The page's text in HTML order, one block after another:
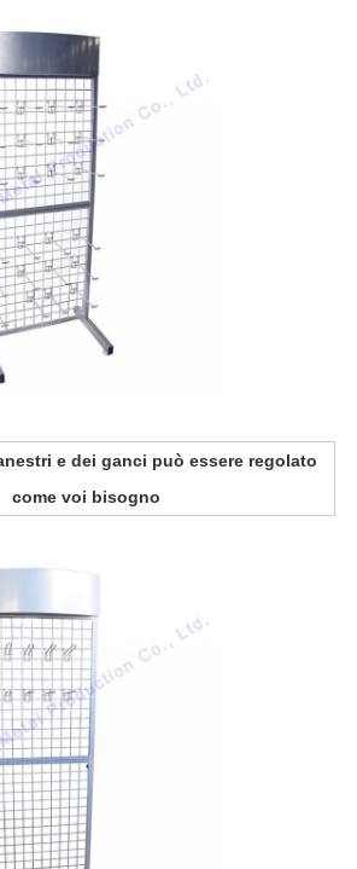
e dei ganci può essere regolato
come voi bisogno